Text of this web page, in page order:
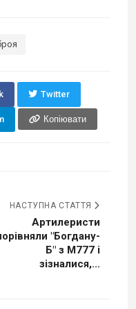
Twitter
Копіювати
НАСТУПНА СТАТТЯ
Артилеристи
"Богдану-
Б" з М777 і
зізналися,...